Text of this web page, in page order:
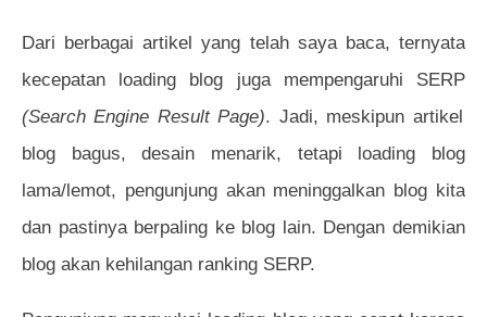
Dari berbagai artikel yang telah saya baca, ternyata
kecepatan loading blog juga mempengaruhi SERP
(Search Engine Result Page). Jadi, meskipun artikel
blog bagus, desain menarik, tetapi loading blog
lama/lemot, pengunjung akan meninggalkan blog kita
dan pastinya berpaling ke blog lain. Dengan demikian
blog akan kehilangan ranking SERP.